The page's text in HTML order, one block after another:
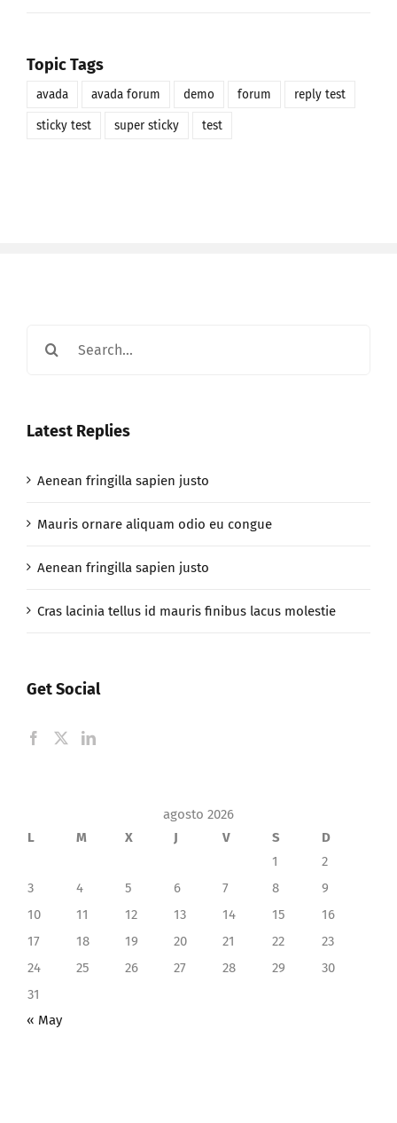
Topic Tags
avada avada forum demo forum reply test
sticky test super sticky test
Latest Replies
Aenean fringilla sapien justo
Mauris ornare aliquam odio eu congue
Aenean fringilla sapien justo
Cras lacinia tellus id mauris finibus lacus molestie
Get Social
agosto 2026
L
M X J V S
D
1
2
3
4 5 6 7 8
9
10
11 12 13 14 15
16
17
18 19 20 21 22
23
24
25 26 27 28 29
30
31
« May